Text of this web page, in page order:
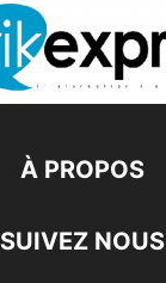
À PROPOS
SUIVEZ NOUS